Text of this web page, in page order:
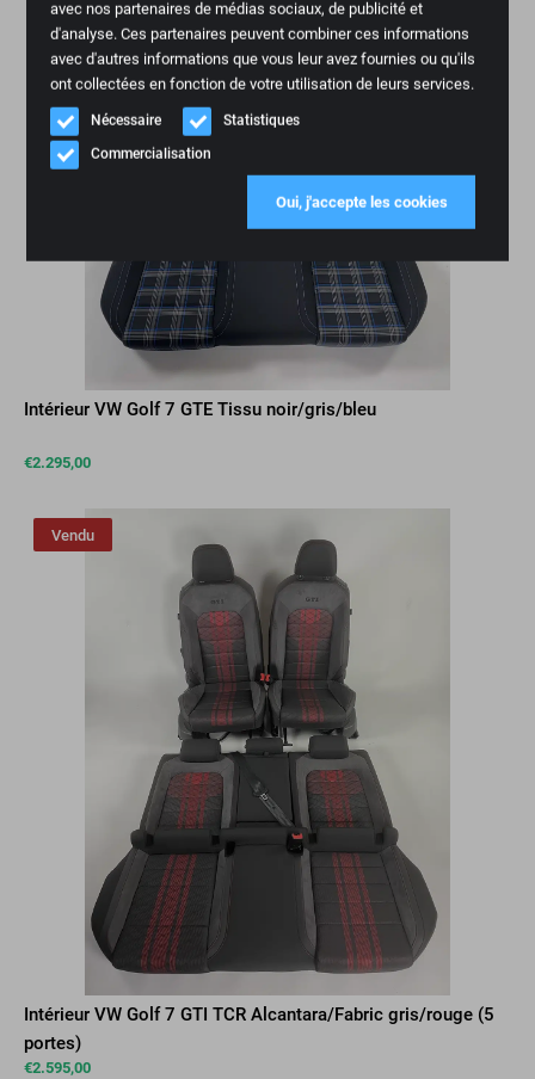
avec nos partenaires de médias sociaux, de publicité et
d'analyse. Ces partenaires peuvent combiner ces informations
avec d'autres informations que vous leur avez fournies ou qu'ils
ont collectées en fonction de votre utilisation de leurs services.
Nécessaire
Statistiques
Commercialisation
Oui, j'accepte les cookies
Intérieur VW Golf 7 GTE Tissu noir/gris/bleu
€2.295,00
Vendu
Intérieur VW Golf 7 GTI TCR Alcantara/Fabric gris/rouge (5
portes)
€2.595,00